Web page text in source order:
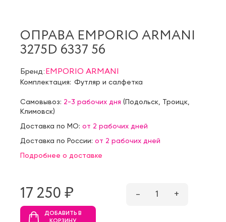
ОПРАВА EMPORIO ARMANI
3275D 6337 56
Бренд:EMPORIO ARMANI
Комплектация: Футляр и салфетка
Самовывоз: 2-3 рабочих дня (Подольск Троицк
Климовск)
Доставка по МО: от 2 рабочих дней
Доставка по России: от 2 рабочих дней
Подробнее о доставке
17 250 ₷ – 1 +
ДОБАВИТЬ В